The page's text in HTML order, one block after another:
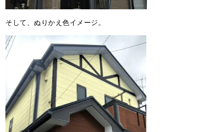
そして、ぬりかえ色イメージ。